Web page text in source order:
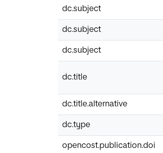
dc.subject
dc.subject
dc.subject
dc.title
dc.title.alternative
dc.type
opencost.publication.doi